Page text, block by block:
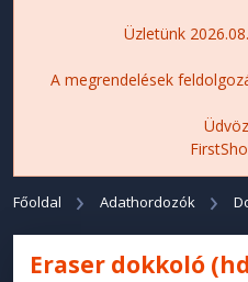
Üzletünk
A megrendelések
Főoldal Adathordozók
Eraser dokkoló